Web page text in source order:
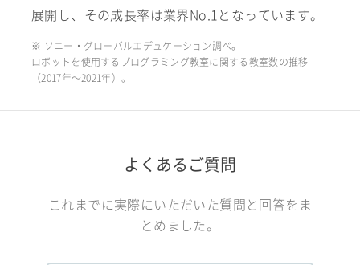
展開し、その成長率は業界No.1となっています。
※ ソニー・グローバルエデュケーション調べ。
ロボットを使用するプログラミング教室に関する教室数の推移
（2017年〜2021年）。
よくあるご質問
これまでに実際にいただいた質問と回答をま
とめました。